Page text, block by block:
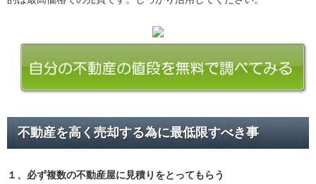
不動産を高く売却する為に最低限すべき事
１、必ず複数の不動産屋に見積り をとってもらう